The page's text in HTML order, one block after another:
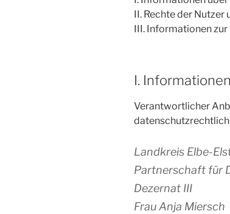
II. Rechte der Nutzer
III. Informationen
I.
Verantwortlicher
Landkreis Elbe-
Partnerschaft für
Dezernat III
Frau Anja Miersch